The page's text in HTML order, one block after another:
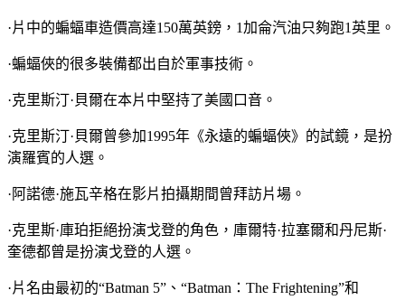
·片中的蝙蝠車造價高達150萬英鎊，1加侖汽油只夠跑1英里。
·蝙蝠俠的很多裝備都出自於軍事技術。
·克里斯汀·貝爾在本片中堅持了美國口音。
·克里斯汀·貝爾曾參加1995年《永遠的蝙蝠俠》的試鏡，是扮
演羅賓的人選。
·阿諾德·施瓦辛格在影片拍攝期間曾拜訪片場。
·克里斯·庫珀拒絕扮演戈登的角色，庫爾特·拉塞爾和丹尼斯·
奎德都曾是扮演戈登的人選。
·片名由最初的“Batman 5”、“Batman：The Frightening”和